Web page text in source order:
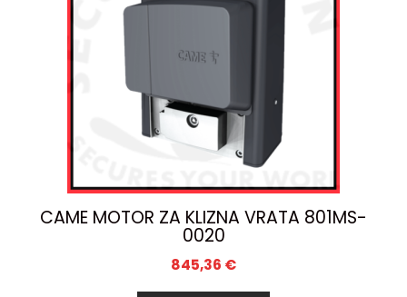
CAME MOTOR ZA KLIZNA VRATA 801MS-
0020
845,36 €